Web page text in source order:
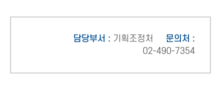
담당부서 : 기획조정처
문의처 :
02-490-7354